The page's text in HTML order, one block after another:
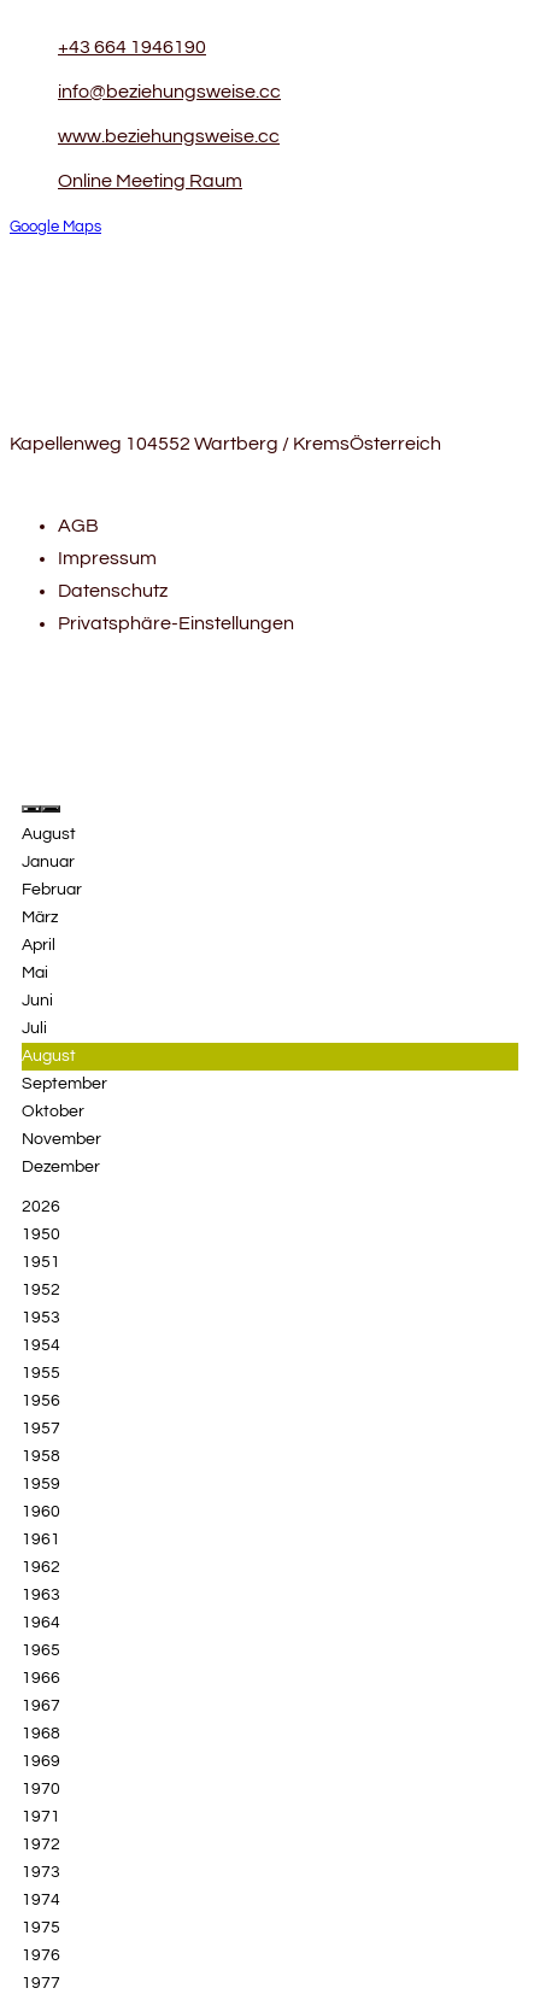
+43 664 1946190
info@beziehungsweise.cc
www.beziehungsweise.cc
Online Meeting Raum
Google Maps
Kapellenweg 104552 Wartberg / KremsÖsterreich
AGB
Impressum
Datenschutz
Privatsphäre-Einstellungen
August
Januar
Februar
März
April
Mai
Juni
Juli
August
September
Oktober
November
Dezember
2026
1950
1951
1952
1953
1954
1955
1956
1957
1958
1959
1960
1961
1962
1963
1964
1965
1966
1967
1968
1969
1970
1971
1972
1973
1974
1975
1976
1977